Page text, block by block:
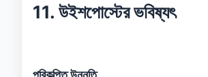
11. উইশপোস্টের ভবিষ্যৎ